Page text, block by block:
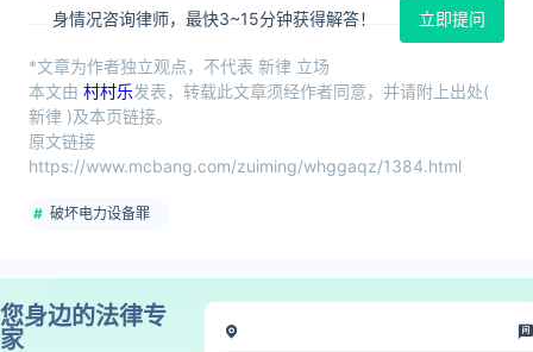
身情况咨询律师，最快3~15分钟获得解答！ 立即提问
*文章为作者独立观点，不代表 新律 立场
本文由 村村乐发表，转载此文章须经作者同意，并请附上出处(
新律 )及本页链接。
原文链接
https://www.mcbang.com/zuiming/whggaqz/1384.html
破坏电力设备罪
您身边的法律专
家